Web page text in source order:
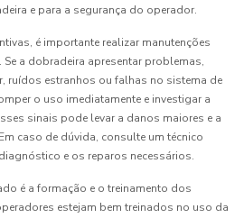
e para a segurança do operador.
é importante realizar manutenções
a dobradeira apresentar problemas,
ruídos estranhos ou falhas no sistema de
o uso imediatamente e investigar a
sinais pode levar a danos maiores e a
caso de dúvida, consulte um técnico
e os reparos necessários.
é a formação e o treinamento dos
estejam bem treinados no uso da